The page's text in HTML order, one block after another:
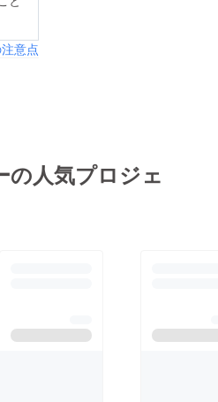
意点
の人気プロジェ